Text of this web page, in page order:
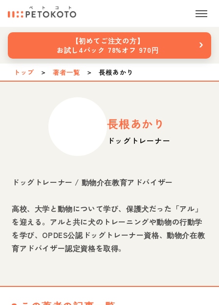
【初めてご注文の方】
お試し4パック 78%オフ 970円
›
トップ ＞ 著者一覧 ＞ 長根あかり
長根あかり
ドッグトレーナー
ドッグトレーナー / 動物介在教育アドバイザー
高校、大学と動物について学び、保護犬だった「アル」
を迎える。アルと共に犬のトレーニングや動物の行動学
を学び、OPDES公認ドッグトレーナー資格、動物介在教
育アドバイザー認定資格を取得。